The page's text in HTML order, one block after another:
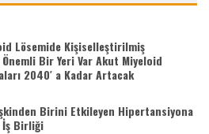
Lösemide Kişiselleştirilmiş
Bir Yeri Var Akut Miyeloid
2040′ a Kadar Artacak
Birini Etkileyen Hipertansiyona
İş Birliği